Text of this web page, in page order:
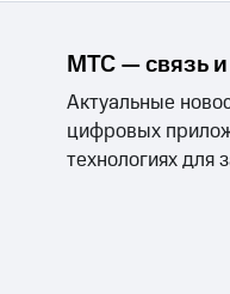
МТС — связь
Актуальные
цифровых
технологиях для